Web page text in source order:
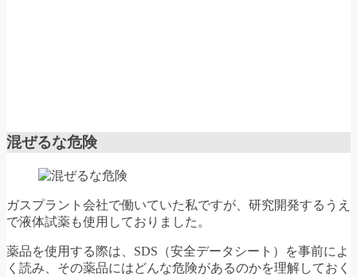
混ぜるな危険
ガスプラント会社で働いていた私ですが、研究開発するうえ
で液体試薬も使用しておりました。
薬品を使用する際は、SDS（安全データシート）を事前によ
く読み、その薬品にはどんな危険があるのかを理解しておく